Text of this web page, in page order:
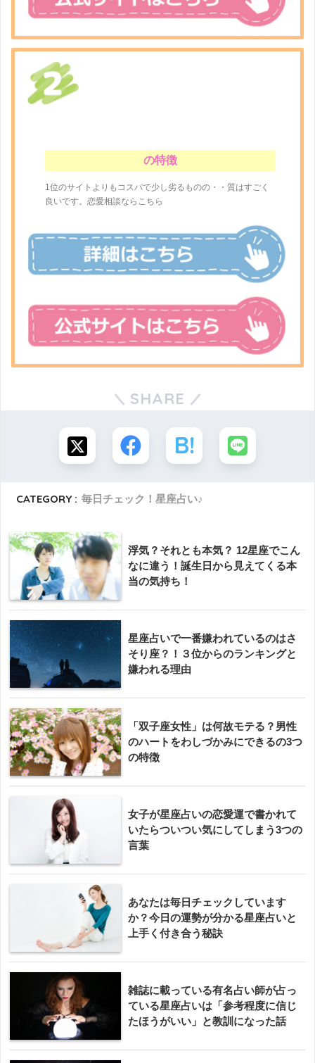
の特徴
1位のサイトよりもコスパで少し劣るものの・・質はすごく
良いです。恋愛相談ならこちら
SHARE
CATEGORY : 毎日チェック！星座占い♪
浮気？それとも本気？ 12星座でこん
なに違う！誕生日から見えてくる本
当の気持ち！
星座占いで一番嫌われているのはさ
そり座？！３位からのランキングと
嫌われる理由
「双子座女性」は何故モテる？男性
のハートをわしづかみにできるの3つ
の特徴
女子が星座占いの恋愛運で書かれて
いたらついつい気にしてしまう3つの
言葉
あなたは毎日チェックしています
か？今日の運勢が分かる星座占いと
上手く付き合う秘訣
雑誌に載っている有名占い師が占っ
ている星座占いは「参考程度に信じ
たほうがいい」と教訓になった話